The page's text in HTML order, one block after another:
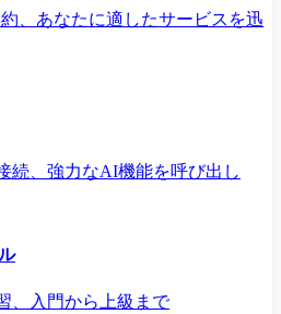
、あなたに適したサービスを迅
続、強力なAI機能を呼び出し
、入門から上級まで